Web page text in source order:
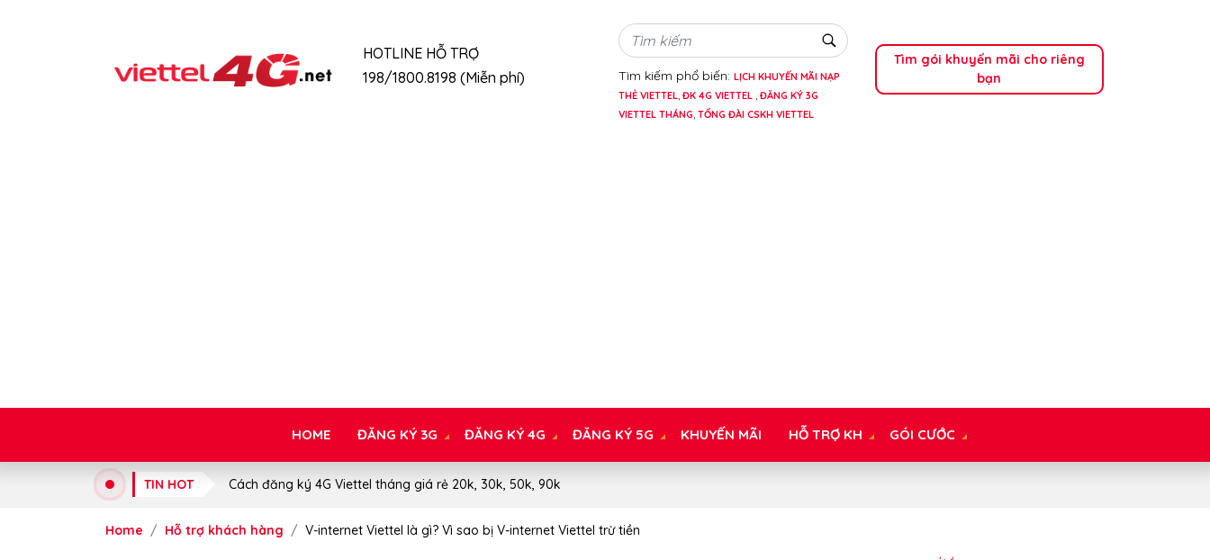
HOTLINE HỖ TRỢ
198/1800.8198 (Miễn phí)
Tìm kiếm phổ biến: LỊCH KHUYẾN MÃI NẠP
THẺ VIETTEL, ĐK 4G VIETTEL , ĐĂNG KÝ 3G
VIETTEL THÁNG, TỔNG ĐÀI CSKH VIETTEL
Tìm gói khuyến mãi cho riêng
bạn
HOME ĐĂNG KÝ 3G ĐĂNG KÝ 4G ĐĂNG KÝ 5G KHUYẾN MÃI HỖ TRỢ KH GÓI CƯỚC
TIN HOT Cách đăng ký 4G Viettel tháng giá rẻ 20k, 30k, 50k, 90k
Home Hỗ trợ khách hàng V-internet Viettel là gì? Vì sao bị V-internet Viettel trừ tiền